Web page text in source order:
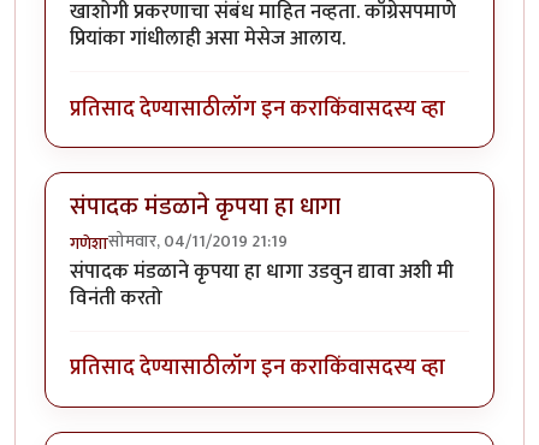
खाशोगी प्रकरणाचा संबंध माहित नव्हता. काँग्रेसपमाणे
प्रियांका गांधीलाही असा मेसेज आलाय.
प्रतिसाद देण्यासाठीलॉग इन कराकिंवासदस्य व्हा
संपादक मंडळाने कृपया हा धागा
गणेशासोमवार, 04/11/2019 21:19
संपादक मंडळाने कृपया हा धागा उडवुन द्यावा अशी मी
विनंती करतो
प्रतिसाद देण्यासाठीलॉग इन कराकिंवासदस्य व्हा